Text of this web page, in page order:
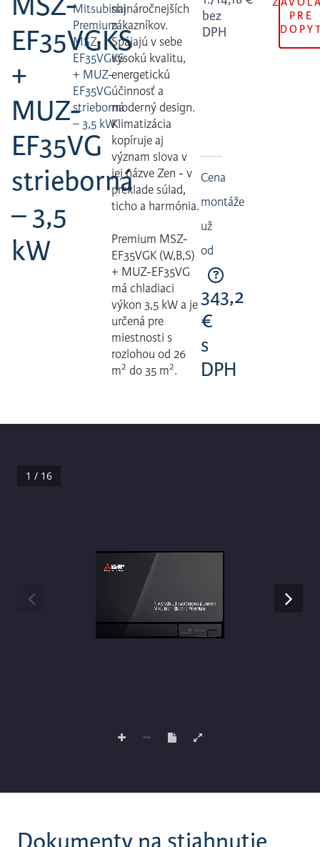
EF35VGKS
+
MUZ-
EF35VG
strieborná
– 3,5
kW
Mitsubishi
Premium
MSZ-
EF35VGKS
+ MUZ-
EF35VG
strieborná
– 3,5 kW
najnáročnejších
zákazníkov.
Spájajú v sebe
vysokú kvalitu,
energetickú
účinnosť a
moderný design.
Klimatizácia
kopíruje aj
význam slova v
jej názve Zen - v
preklade súlad,
ticho a harmónia.
Premium MSZ-
EF35VGK (W,B,S)
+ MUZ-EF35VG
má chladiaci
výkon 3,5 kW a je
určená pre
miestnosti s
rozlohou od 26
m2 do 35 m2.
bez
DPH
Cena
montáže
už
od
343,2
€
s
DPH
PRE
1 / 16